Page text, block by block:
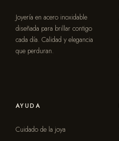
Joyería en acero inoxidable
diseñada para brillar contigo
cada día. Calidad y elegancia
que perduran.
AYUDA
Cuidado de la joya